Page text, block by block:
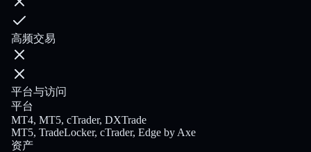
高频交易
平台与访问
平台
MT4, MT5, cTrader, DXTrade
MT5, TradeLocker, cTrader, Edge by Axe
资产